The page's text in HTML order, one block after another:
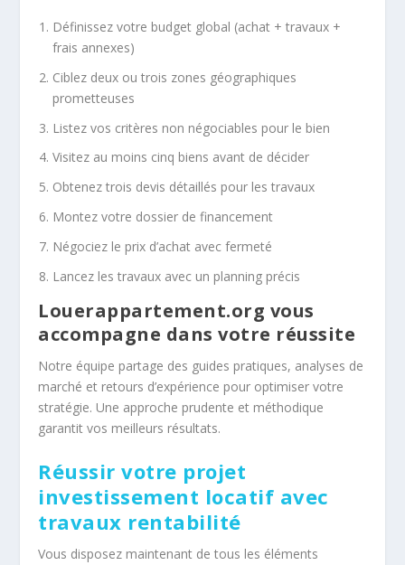
Définissez votre budget global (achat + travaux +
frais annexes)
Ciblez deux ou trois zones géographiques
prometteuses
Listez vos critères non négociables pour le bien
Visitez au moins cinq biens avant de décider
Obtenez trois devis détaillés pour les travaux
Montez votre dossier de financement
Négociez le prix d’achat avec fermeté
Lancez les travaux avec un planning précis
Louerappartement.org vous
accompagne dans votre réussite
Notre équipe partage des guides pratiques, analyses de
marché et retours d’expérience pour optimiser votre
stratégie. Une approche prudente et méthodique
garantit vos meilleurs résultats.
Réussir votre projet
investissement locatif avec
travaux rentabilité
Vous disposez maintenant de tous les éléments